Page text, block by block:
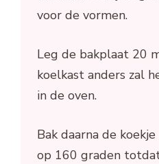
voor de vormen.
Leg de bakplaat 20
koelkast anders zal
in de oven.
Bak daarna de
op 160 graden